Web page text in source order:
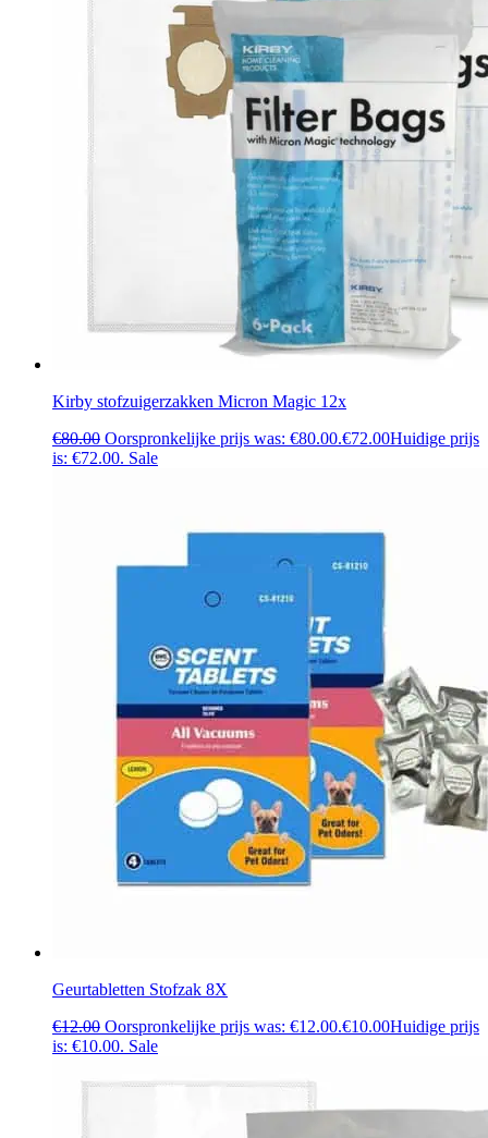
Kirby stofzuigerzakken Micron Magic 12x
€80.00 Oorspronkelijke prijs was: €80.00.€72.00Huidige prijs
is: €72.00. Sale
Geurtabletten Stofzak 8X
€12.00 Oorspronkelijke prijs was: €12.00.€10.00Huidige prijs
is: €10.00. Sale